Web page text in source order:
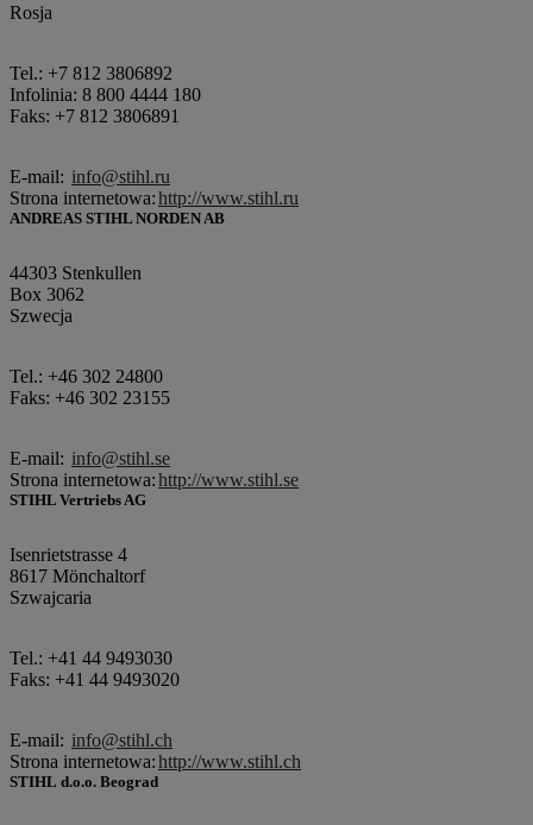
Rosja
Tel.: +7 812 3806892
Infolinia: 8 800 4444 180
Faks: +7 812 3806891
E-mail: info@stihl.ru
Strona internetowa:http://www.stihl.ru
ANDREAS STIHL NORDEN AB
44303 Stenkullen
Box 3062
Szwecja
Tel.: +46 302 24800
Faks: +46 302 23155
E-mail: info@stihl.se
Strona internetowa:http://www.stihl.se
STIHL Vertriebs AG
Isenrietstrasse 4
8617 Mönchaltorf
Szwajcaria
Tel.: +41 44 9493030
Faks: +41 44 9493020
E-mail: info@stihl.ch
Strona internetowa:http://www.stihl.ch
STIHL d.o.o. Beograd